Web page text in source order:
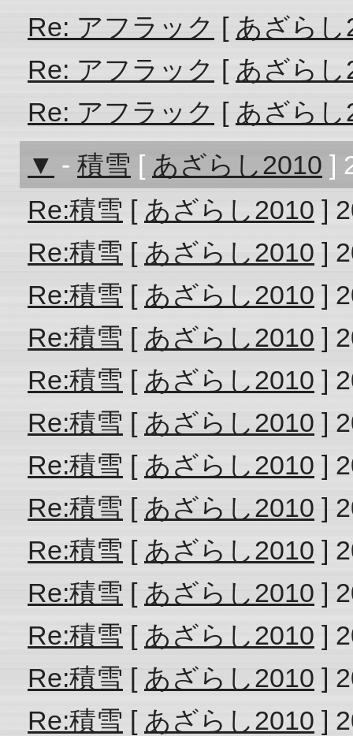
Re: アフラック [ あざらし
Re: アフラック [ あざらし
Re: アフラック [ あざらし
▼ - 積雪 [ あざらし2010 ]
Re:積雪 [ あざらし2010 ]
Re:積雪 [ あざらし2010 ]
Re:積雪 [ あざらし2010 ]
Re:積雪 [ あざらし2010 ]
Re:積雪 [ あざらし2010 ]
Re:積雪 [ あざらし2010 ]
Re:積雪 [ あざらし2010 ]
Re:積雪 [ あざらし2010 ]
Re:積雪 [ あざらし2010 ]
Re:積雪 [ あざらし2010 ]
Re:積雪 [ あざらし2010 ]
Re:積雪 [ あざらし2010 ]
Re:積雪 [ あざらし2010 ]